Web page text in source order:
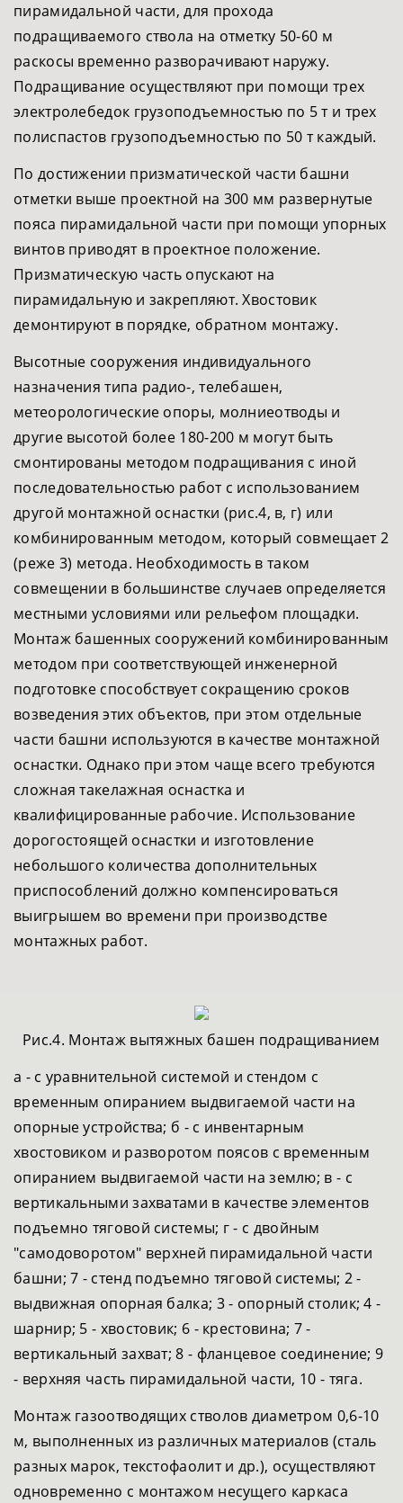
пирамидальной части, для прохода
подращиваемого ствола на отметку 50-60 м
раскосы временно разворачивают наружу.
Подращивание осуществляют при помощи трех
электролебедок грузоподъемностью по 5 т и трех
полиспастов грузоподъемностью по 50 т каждый.
По достижении призматической части башни
отметки выше проектной на 300 мм развернутые
пояса пирамидальной части при помощи упорных
винтов приводят в проектное положение.
Призматическую часть опускают на
пирамидальную и закрепляют. Хвостовик
демонтируют в порядке, обратном монтажу.
Высотные сооружения индивидуального
назначения типа радио-, телебашен,
метеорологические опоры, молниеотводы и
другие высотой более 180-200 м могут быть
смонтированы методом подращивания с иной
последовательностью работ с использованием
другой монтажной оснастки (рис.4, в, г) или
комбинированным методом, который совмещает 2
(реже 3) метода. Необходимость в таком
совмещении в большинстве случаев определяется
местными условиями или рельефом площадки.
Монтаж башенных сооружений комбинированным
методом при соответствующей инженерной
подготовке способствует сокращению сроков
возведения этих объектов, при этом отдельные
части башни используются в качестве монтажной
оснастки. Однако при этом чаще всего требуются
сложная такелажная оснастка и
квалифицированные рабочие. Использование
дорогостоящей оснастки и изготовление
небольшого количества дополнительных
приспособлений должно компенсироваться
выигрышем во времени при производстве
монтажных работ.
Рис.4. Монтаж вытяжных башен подращиванием
а - с уравнительной системой и стендом с
временным опиранием выдвигаемой части на
опорные устройства; б - с инвентарным
хвостовиком и разворотом поясов с временным
опиранием выдвигаемой части на землю; в - с
вертикальными захватами в качестве элементов
подъемно тяговой системы; г - с двойным
"самодоворотом" верхней пирамидальной части
башни; 7 - стенд подъемно тяговой системы; 2 -
выдвижная опорная балка; 3 - опорный столик; 4 -
шарнир; 5 - хвостовик; 6 - крестовина; 7 -
вертикальный захват; 8 - фланцевое соединение; 9
- верхняя часть пирамидальной части, 10 - тяга.
Монтаж газоотводящих стволов диаметром 0,6-10
м, выполненных из различных материалов (сталь
разных марок, текстофаолит и др.), осуществляют
одновременно с монтажом несущего каркаса